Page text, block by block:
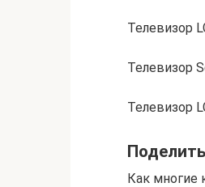
Телевизор
Телевизор
Телевизор
Как многие